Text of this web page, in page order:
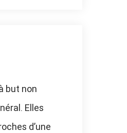
but non
Elles
d’une